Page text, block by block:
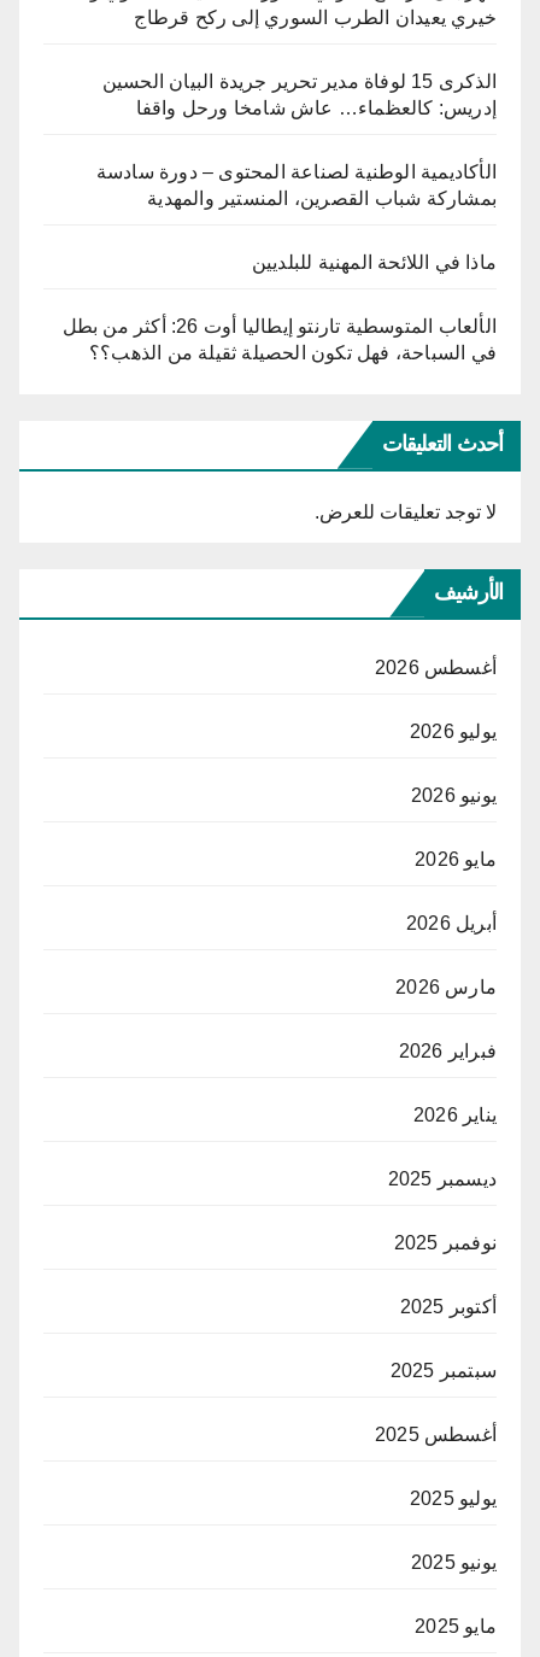
خيري يعيدان الطرب السوري إلى ركح قرطاج
الذكرى 15 لوفاة مدير تحرير جريدة البيان الحسين
إدريس: كالعظماء… عاش شامخا ورحل واقفا
الأكاديمية الوطنية لصناعة المحتوى – دورة سادسة
بمشاركة شباب القصرين، المنستير والمهدية
ماذا في اللائحة المهنية للبلديين
الألعاب المتوسطية تارنتو إيطاليا أوت 26: أكثر من بطل
في السباحة، فهل تكون الحصيلة ثقيلة من الذهب؟؟
أحدث التعليقات
لا توجد تعليقات للعرض.
الأرشيف
أغسطس 2026
يوليو 2026
يونيو 2026
مايو 2026
أبريل 2026
مارس 2026
فبراير 2026
يناير 2026
ديسمبر 2025
نوفمبر 2025
أكتوبر 2025
سبتمبر 2025
أغسطس 2025
يوليو 2025
يونيو 2025
مايو 2025